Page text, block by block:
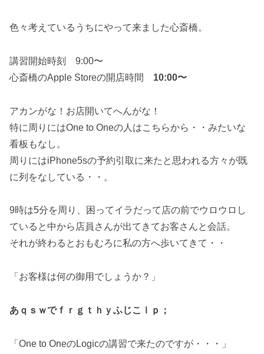
色々考えているうちにやって来ました心斎橋。
講習開始時刻 9:00〜
心斎橋のApple Storeの開店時間 10:00〜
アカンがな！お店開いてへんがな！
特に周りにはOne to Oneの人はこちらから・・みたいな
看板もなし。
周りにはiPhone5sの予約引取に来たと思われる方々が既
に列をなしている・・。
9時は5分を周り、困ってイラだって店の前でウロウロし
ていると中から店員さんが出てきてお客さんと会話。
それが終わるとおもむろに私の方へ歩いてきて・・
「お客様は何の御用でしょうか？」
あｑｓｗでｆｒｇｔｈｙふじこｌｐ；
「One to OneのLogicの講習で来たのですが・・・」